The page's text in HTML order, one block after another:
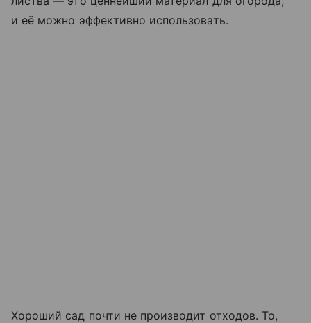
и её можно эффективно использовать.
Хороший сад почти не производит отходов. То,